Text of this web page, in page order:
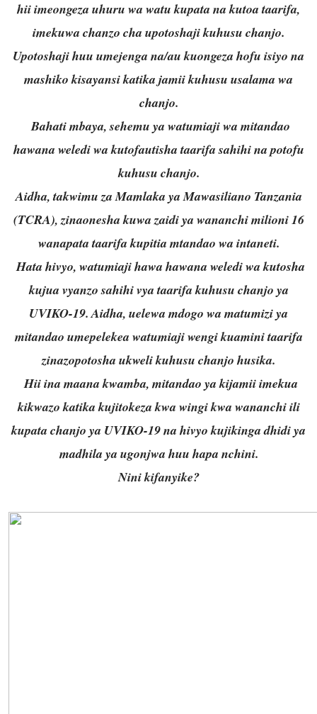
hii imeongeza uhuru wa watu kupata na kutoa taarifa,
imekuwa chanzo cha upotoshaji kuhusu chanjo.
Upotoshaji huu umejenga na/au kuongeza hofu isiyo na
mashiko kisayansi katika jamii kuhusu usalama wa
chanjo.
Bahati mbaya, sehemu ya watumiaji wa mitandao
hawana weledi wa kutofautisha taarifa sahihi na potofu
kuhusu chanjo.
Aidha, takwimu za Mamlaka ya Mawasiliano Tanzania
(TCRA), zinaonesha kuwa zaidi ya wananchi milioni 16
wanapata taarifa kupitia mtandao wa intaneti.
Hata hivyo, watumiaji hawa hawana weledi wa kutosha
kujua vyanzo sahihi vya taarifa kuhusu chanjo ya
UVIKO-19. Aidha, uelewa mdogo wa matumizi ya
mitandao umepelekea watumiaji wengi kuamini taarifa
zinazopotosha ukweli kuhusu chanjo husika.
Hii ina maana kwamba, mitandao ya kijamii imekua
kikwazo katika kujitokeza kwa wingi kwa wananchi ili
kupata chanjo ya UVIKO-19 na hivyo kujikinga dhidi ya
madhila ya ugonjwa huu hapa nchini.
Nini kifanyike?